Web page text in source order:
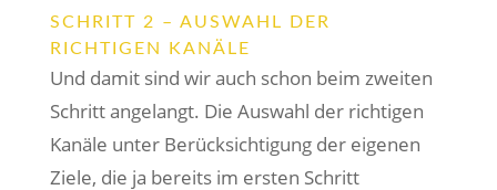
SCHRITT 2 – AUSWAHL DER
RICHTIGEN KANÄLE
Und damit sind wir auch schon beim zweiten
Schritt angelangt. Die Auswahl der richtigen
Kanäle unter Berücksichtigung der eigenen
Ziele, die ja bereits im ersten Schritt